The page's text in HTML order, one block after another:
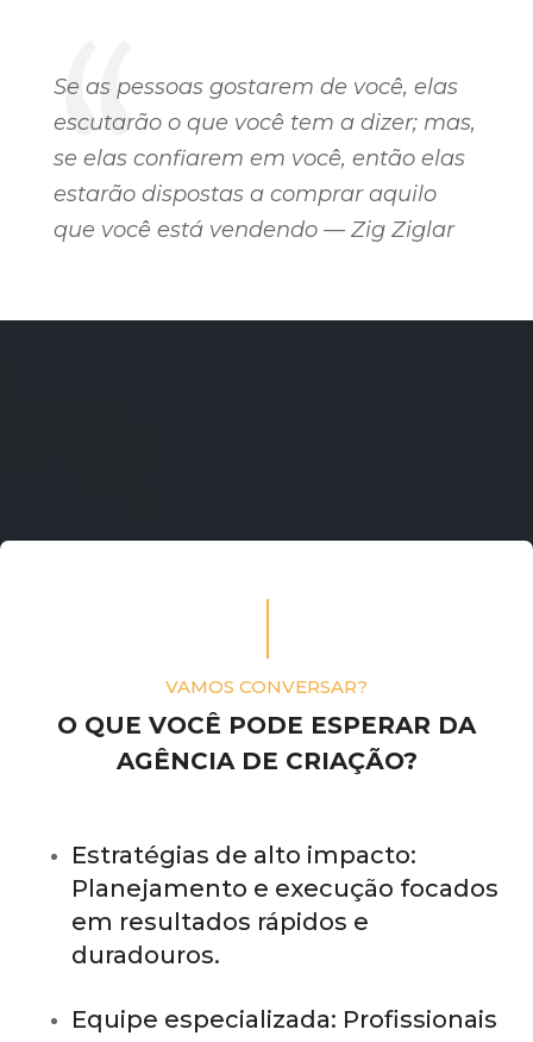
Se as pessoas gostarem de você, elas
escutarão o que você tem a dizer; mas,
se elas confiarem em você, então elas
estarão dispostas a comprar aquilo
que você está vendendo — Zig Ziglar
VAMOS CONVERSAR?
O QUE VOCÊ PODE ESPERAR DA
AGÊNCIA DE CRIAÇÃO?
Estratégias de alto impacto:
Planejamento e execução focados
em resultados rápidos e
duradouros.
Equipe especializada: Profissionais